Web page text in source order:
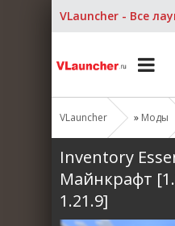
VLauncher - Все
VLauncher » Моды
Inventory
Майнкрафт
1.21.9]